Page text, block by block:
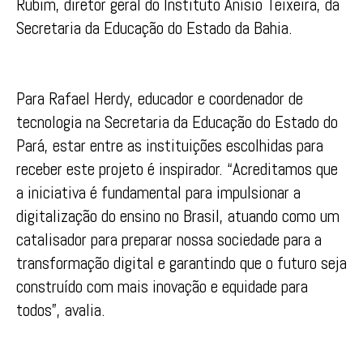
Rubim, diretor geral do Instituto Anísio Teixeira, da
Secretaria da Educação do Estado da Bahia.
Para Rafael Herdy, educador e coordenador de
tecnologia na Secretaria da Educação do Estado do
Pará, estar entre as instituições escolhidas para
receber este projeto é inspirador. “Acreditamos que
a iniciativa é fundamental para impulsionar a
digitalização do ensino no Brasil, atuando como um
catalisador para preparar nossa sociedade para a
transformação digital e garantindo que o futuro seja
construído com mais inovação e equidade para
todos”, avalia.